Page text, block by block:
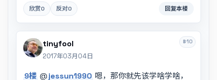
欣赏0 反对0 回复本楼
#10
tinyfool
2017年03月04日
9楼 @jessun1990 嗯，那你就先该学啥学啥，